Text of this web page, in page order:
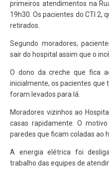
primeiros atendimentos na
19h30. Os pacientes do CTI
retirados.
Segundo moradores,
sair do hospital assim que o
O dono da creche que fica
inicialmente, os pacientes que
foram levados para lá.
Moradores vizinhos ao
casas rapidamente. O
paredes que ficam coladas ao
A energia elétrica foi
trabalho das equipes de